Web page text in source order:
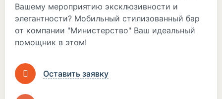
Вашему мероприятию эксклюзивности и
элегантности? Мобильный стилизованный бар
от компании "Министерство" Ваш идеальный
помощник в этом!
Оставить заявку